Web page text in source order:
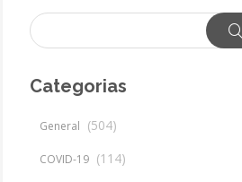
Categorias
General (504)
COVID-19 (114)